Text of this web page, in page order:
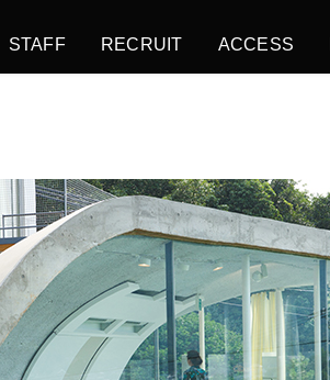
STAFF RECRUIT ACCESS